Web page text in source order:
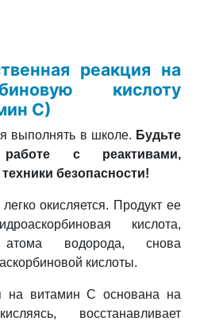
реакция на
кислоту
С)
выполнять в школе. Будьте
с реактивами,
безопасности!
окисляется. Продукт ее
кислота,
водорода, снова
кислоты.
на витамин С основана на
восстанавливает